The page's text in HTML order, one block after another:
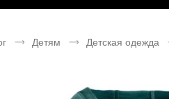
Детям Детская одежда